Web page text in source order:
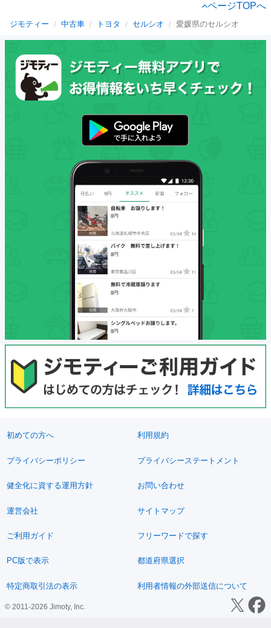
ページTOPへ
ジモティー 中古車 トヨタ セルシオ 愛媛県のセルシオ
初めての方へ 利用規約
プライバシーポリシー プライバシーステートメント
健全化に資する運用方針 お問い合わせ
運営会社 サイトマップ
ご利用ガイド フリーワードで探す
PC版で表示 都道府県選択
特定商取引法の表示 利用者情報の外部送信について
© 2011-2026 Jimoty, Inc.